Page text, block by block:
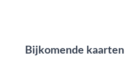
Bijkomende kaarten